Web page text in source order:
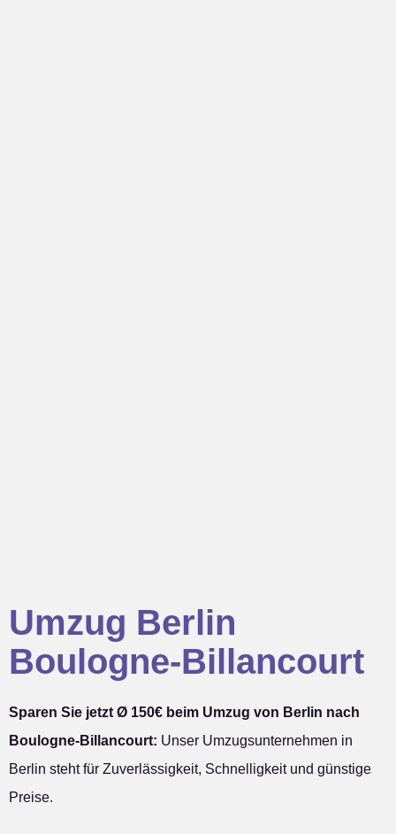
Umzug Berlin
Boulogne-Billancourt
Sparen Sie jetzt Ø 150€ beim Umzug von Berlin nach
Boulogne-Billancourt: Unser Umzugsunternehmen in
Berlin steht für Zuverlässigkeit, Schnelligkeit und günstige
Preise.